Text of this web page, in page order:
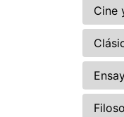
Cine